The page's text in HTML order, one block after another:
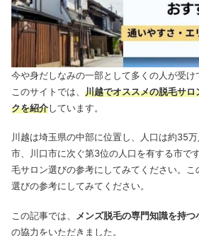
今や身だしなみの一部として多くの人が受け
このサイトでは、 川越でオススメの脱毛サ
クを紹介しています。
川越は埼玉県の中部に位置し、人口は約35
市、川口市に次ぐ第3位の人口を有する市で
毛サロン選びの参考にしてみてください。
選びの参考にしてみてください。
この記事では、 メンズ脱毛の専門知識を持つ
の協力をいただきました。